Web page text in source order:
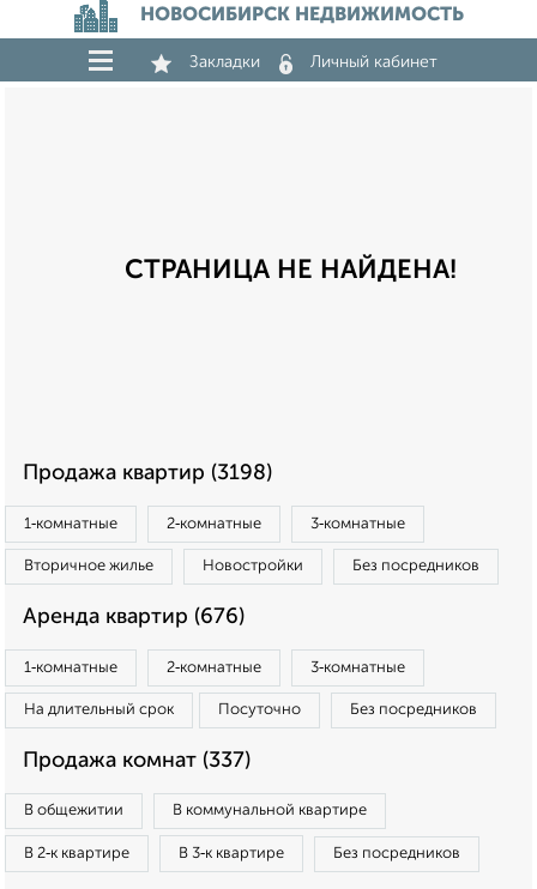
НОВОСИБИРСК НЕДВИЖИМОСТЬ
Закладки Личный кабинет
СТРАНИЦА НЕ НАЙДЕНА!
Продажа квартир (3198)
1‑комнатные 2‑комнатные 3‑комнатные
Вторичное жилье Новостройки Без посредников
Аренда квартир (676)
1‑комнатные 2‑комнатные 3‑комнатные
На длительный срок Посуточно Без посредников
Продажа комнат (337)
В общежитии В коммунальной квартире
В 2‑к квартире В 3‑к квартире Без посредников